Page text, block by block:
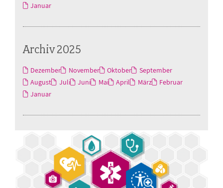
Januar
Archiv 2025
Dezember November Oktober
September
August
Juli Juni Mai April März
Februar
Januar